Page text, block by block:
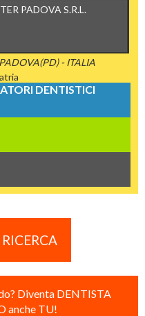
PADOVA S.R.L.
- ITALIA
DENTISTICI
Diventa DENTISTA
anche TU!